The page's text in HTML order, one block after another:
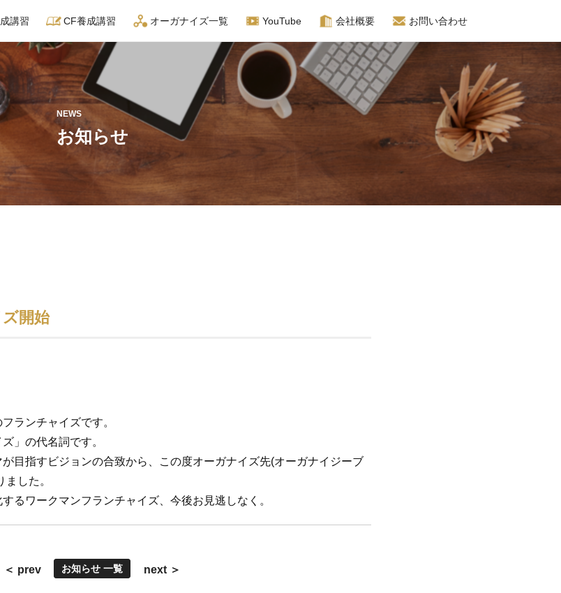
YouTube動画制作サービス
フランチャイズ加盟検討者オンライン相談
講習 CF養成講習 オーガナイズ一覧 YouTube 会社概要 お問い合わせ
NEWS
お知らせ
ズ開始
ランチャイズです。
」の代名詞です。
目指すビジョンの合致から、この度オーガナイズ先(オーガナイジーブ
した。
るワークマンフランチャイズ、今後お見逃しなく。
＜ prev お知らせ 一覧 next ＞